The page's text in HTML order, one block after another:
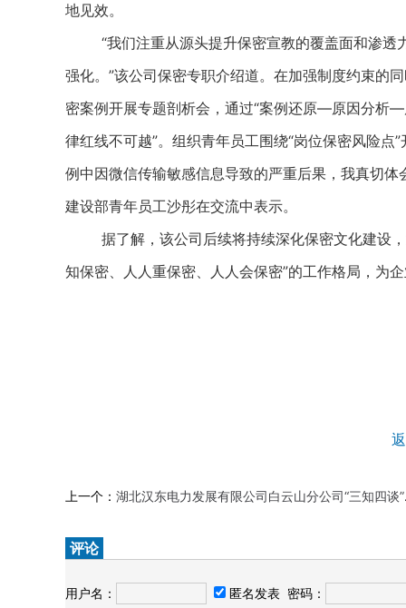
地见效。
“我们注重从源头提升保密宣教的覆盖面和渗透
强化。”该公司保密专职介绍道。在加强制度约束的
密案例开展专题剖析会，通过“案例还原—原因分析
律红线不可越”。组织青年员工围绕“岗位保密风险
例中因微信传输敏感信息导致的严重后果，我真切
建设部青年员工沙彤在交流中表示。
据了解，该公司后续将持续深化保密文化建设，
知保密、人人重保密、人人会保密”的工作格局，为
上一个： 湖北汉东电力发展有限公司白云山分公司“三知四谈”护廉风
评论
用户名： 匿名发表 密码：